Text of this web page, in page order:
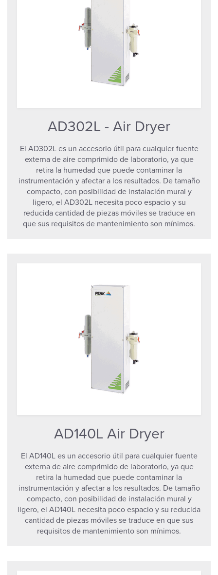
AD302L - Air Dryer
El AD302L es un accesorio útil para cualquier fuente
externa de aire comprimido de laboratorio, ya que
retira la humedad que puede contaminar la
instrumentación y afectar a los resultados. De tamaño
compacto, con posibilidad de instalación mural y
ligero, el AD302L necesita poco espacio y su
reducida cantidad de piezas móviles se traduce en
que sus requisitos de mantenimiento son mínimos.
AD140L Air Dryer
El AD140L es un accesorio útil para cualquier fuente
externa de aire comprimido de laboratorio, ya que
retira la humedad que puede contaminar la
instrumentación y afectar a los resultados. De tamaño
compacto, con posibilidad de instalación mural y
ligero, el AD140L necesita poco espacio y su reducida
cantidad de piezas móviles se traduce en que sus
requisitos de mantenimiento son mínimos.